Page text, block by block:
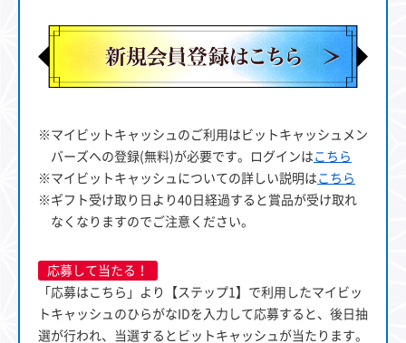
※マイビットキャッシュのご利用はビットキャッシュメン
バーズへの登録(無料)が必要です。ログインは こちら
※マイビットキャッシュについての詳しい説明は こちら
※ギフト受け取り日より40日経過すると賞品が受け取れ
なくなりますのでご注意ください。
応募して当たる！
「応募はこちら」より【ステップ1】で利用したマイビッ
トキャッシュのひらがなIDを入力して応募すると、後日抽
選が行われ、当選するとビットキャッシュが当たります。